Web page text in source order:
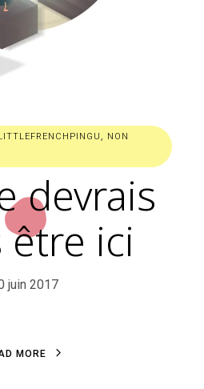
, NON
devrais
être ici
juin 2017
D M O R E